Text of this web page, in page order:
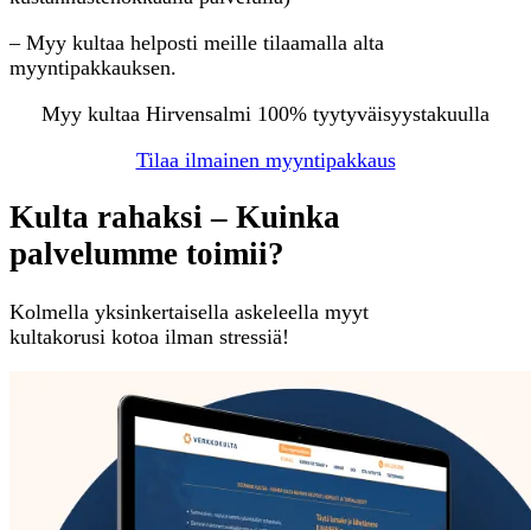
– Myy kultaa helposti meille tilaamalla alta
myyntipakkauksen.
Myy kultaa Hirvensalmi 100% tyytyväisyystakuulla
Tilaa ilmainen myyntipakkaus
Kulta rahaksi – Kuinka
palvelumme toimii?
Kolmella yksinkertaisella askeleella myyt
kultakorusi kotoa ilman stressiä!